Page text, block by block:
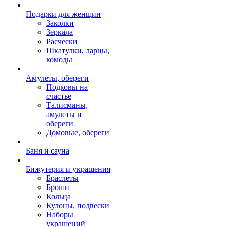
Подарки для женщин
Заколки
Зеркала
Расчески
Шкатулки, ларцы,
комоды
Амулеты, обереги
Подковы на
счастье
Талисманы,
амулеты и
обереги
Домовые, обереги
Баня и сауна
Бижутерия и украшения
Браслеты
Броши
Кольца
Кулоны, подвески
Наборы
украшений